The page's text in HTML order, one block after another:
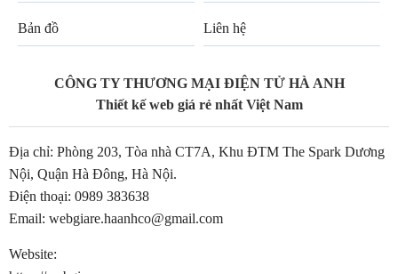
Bản đồ Liên hệ
CÔNG TY THƯƠNG MẠI ĐIỆN TỬ HÀ ANH
Thiết kế web giá rẻ nhất Việt Nam
Địa chỉ: Phòng 203, Tòa nhà CT7A, Khu ĐTM The Spark Dương
Nội, Quận Hà Đông, Hà Nội.
Điện thoại: 0989 383638
Email: webgiare.haanhco@gmail.com
Website: